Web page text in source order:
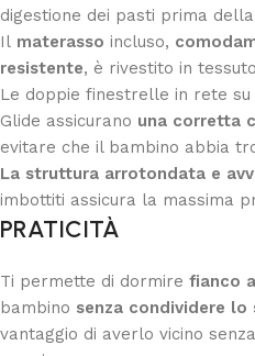
digestione dei pasti prima
Il materasso incluso,
resistente, è rivestito in
Le doppie finestrelle in rete
Glide assicurano una corretta
evitare che il bambino abbia
La struttura arrotondata e
imbottiti assicura la massima
PRATICITÀ
Ti permette di dormire fianco
bambino senza condividere
vantaggio di averlo vicino